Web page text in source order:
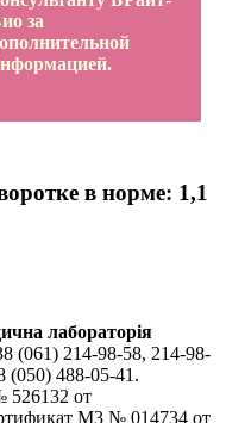
за
в норме: 1,1
лабораторія
(061) 214-98-58, 214-98-
(050) 488-05-41.
от
М3 № 014734 от